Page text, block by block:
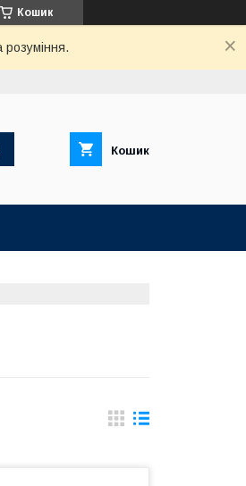
Кошик
розуміння.
Кошик